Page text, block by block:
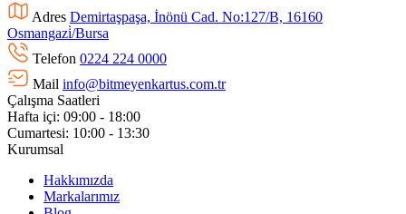
Adres Demirtaşpaşa, İnönü Cad. No:127/B, 16160
Osmangazi̇/Bursa
Telefon 0224 224 0000
Mail info@bitmeyenkartus.com.tr
Çalışma Saatleri
Hafta içi: 09:00 - 18:00
Cumartesi: 10:00 - 13:30
Kurumsal
Hakkımızda
Markalarımız